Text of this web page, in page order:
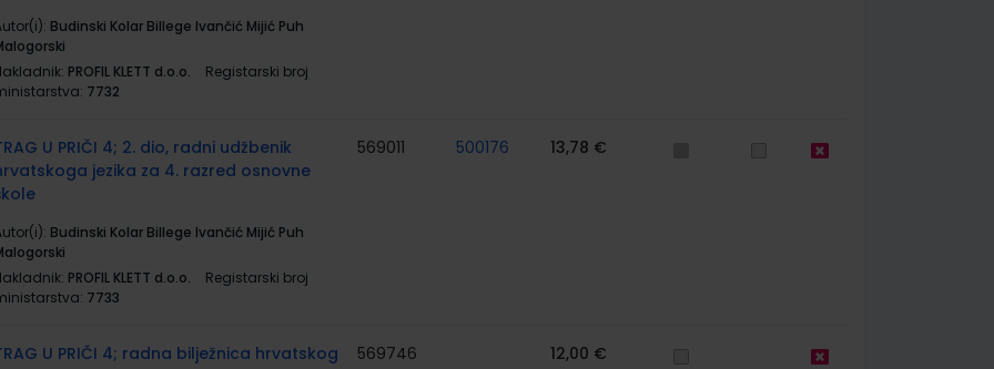
Budinski Kolar Billege Ivančić Mijić Puh
PROFIL KLETT d.o.o.
Registarski broj
7732
U PRIČI 4; 2. dio, radni udžbenik
jezika za 4. razred osnovne
Budinski Kolar Billege Ivančić Mijić Puh
PROFIL KLETT d.o.o.
Registarski broj
7733
569011 500176 13,78 €
U PRIČI 4; radna bilježnica hrvatskog
569746 12,00 €